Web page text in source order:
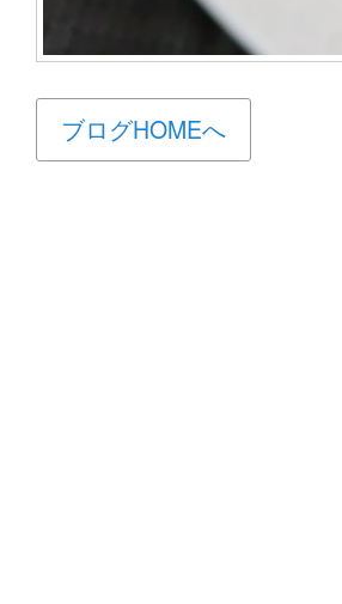
ブログHOMEへ